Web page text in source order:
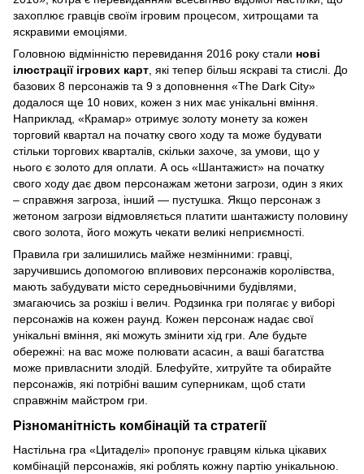
захоплює гравців своїм ігровим процесом, хитрощами та
яскравими емоціями.
Головною відмінністю перевидання 2016 року стали нові
ілюстрації ігрових карт , які тепер більш яскраві та стислі. До
базових 8 персонажів та 9 з доповнення «The Dark City»
додалося ще 10 нових, кожен з них має унікальні вміння.
Наприклад, «Крамар» отримує золоту монету за кожен
торговий квартал на початку свого ходу та може будувати
стільки торгових кварталів, скільки захоче, за умови, що у
нього є золото для оплати. А ось «Шантажист» на початку
свого ходу дає двом персонажам жетони загрози, один з яких
– справжня загроза, інший — пустушка. Якщо персонаж з
жетоном загрози відмовляється платити шантажисту половину
свого золота, його можуть чекати великі неприємності.
Правила гри залишились майже незмінними: гравці,
заручившись допомогою впливових персонажів королівства,
мають забудувати місто середньовічними будівлями,
змагаючись за розкіш і велич. Родзинка гри полягає у виборі
персонажів на кожен раунд. Кожен персонаж надає свої
унікальні вміння, які можуть змінити хід гри. Але будьте
обережні: на вас може полювати асасин, а ваші багатства
може привласнити злодій. Блефуйте, хитруйте та обирайте
персонажів, які потрібні вашим суперникам, щоб стати
справжнім майстром гри.
Різноманітність комбінацій та стратегії
Настільна гра «Цитаделі» пропонує гравцям кілька цікавих
комбінацій персонажів, які роблять кожну партію унікальною.